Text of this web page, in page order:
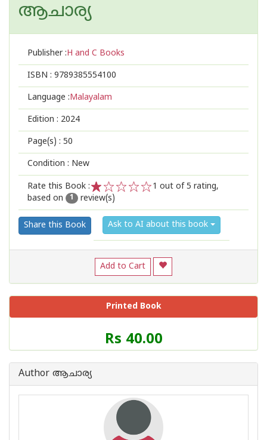
ആചാര്യ
Publisher :H and C Books
ISBN : 9789385554100
Language :Malayalam
Edition : 2024
Page(s) : 50
Condition : New
Rate this Book :
2
1
1 out of 5 rating,
based on
1 review(s)
Share this Book Ask to AI about this book
Add to Cart
Printed Book
Price
of
Rs 40.00
Author ആചാര്യ